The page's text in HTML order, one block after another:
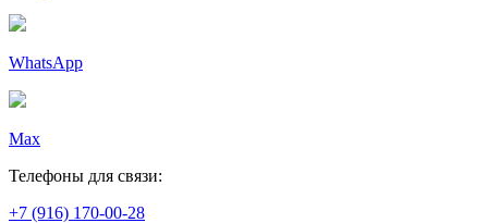
WhatsApp
Max
Телефоны для связи:
+7 (916) 170-00-28